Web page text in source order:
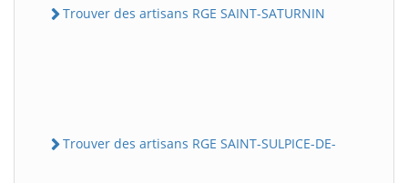
Trouver des artisans RGE SAINT-SATURNIN
Trouver des artisans RGE SAINT-SULPICE-DE-